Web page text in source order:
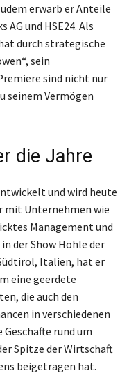
erwarb er Anteile
und HSE24. Als
durch strategische
sein
sind nicht nur
seinem Vermögen
die Jahre
und wird heute
mit Unternehmen wie
Management und
der Show Höhle der
Italien, hat er
eine geerdete
die auch den
in verschiedenen
rund um
Spitze der Wirtschaft
beigetragen hat.